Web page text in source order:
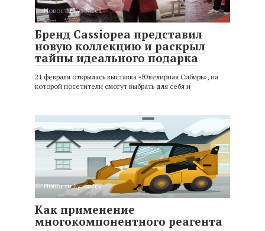
Новости Кузбасса
Бренд Cassiopea представил
новую коллекцию и раскрыл
тайны идеального подарка
21 февраля открылась выставка «Ювелирная Сибирь», на
которой посетители смогут выбрать для себя и
Новости Кузбасса
Как применение
многокомпонентного реагента